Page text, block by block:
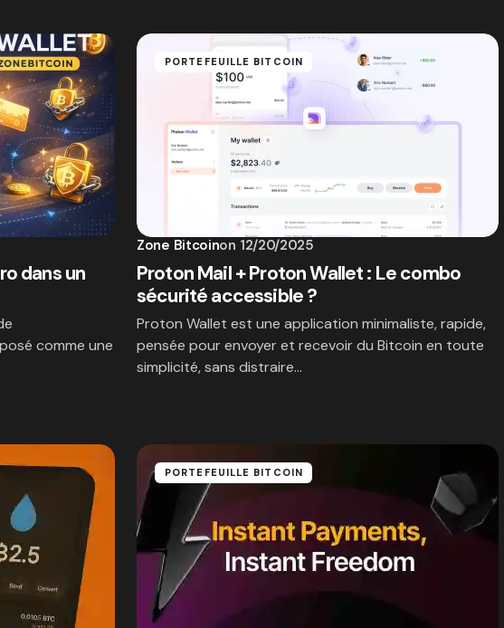
dans un
comme une
PORTEFEUILLE BITCOIN
Zone Bitcoinon 12/20/2025
Proton Mail + Proton Wallet : Le combo
sécurité accessible ?
Proton Wallet est une application minimaliste, rapide,
pensée pour envoyer et recevoir du Bitcoin en toute
simplicité, sans distraire…
PORTEFEUILLE BITCOIN